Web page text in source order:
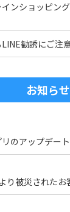
インショッピン
勧誘にご注
お知らせ
のアップデー
り被災されたお